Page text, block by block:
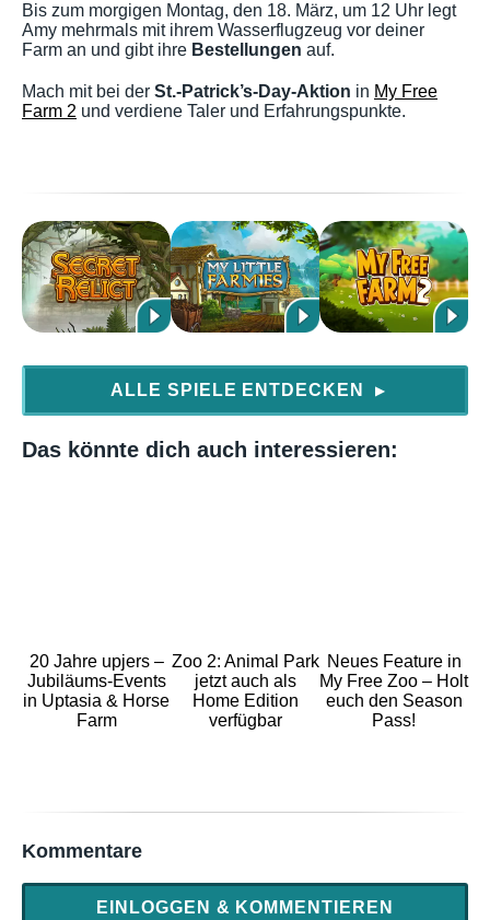
Bis zum morgigen Montag, den 18. März, um 12 Uhr legt
Amy mehrmals mit ihrem Wasserflugzeug vor deiner
Farm an und gibt ihre Bestellungen auf.
Mach mit bei der St.-Patrick’s-Day-Aktion in My Free
Farm 2 und verdiene Taler und Erfahrungspunkte.
ALLE SPIELE ENTDECKEN ▶
Das könnte dich auch interessieren:
20 Jahre upjers –
Jubiläums-Events
in Uptasia & Horse
Farm
Zoo 2: Animal Park
jetzt auch als
Home Edition
verfügbar
Neues Feature in
My Free Zoo – Holt
euch den Season
Pass!
Kommentare
EINLOGGEN & KOMMENTIEREN